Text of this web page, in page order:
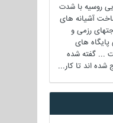
روسیه با شدت
آشیانه های
رزمی و
پایگاه های
... گفته شده